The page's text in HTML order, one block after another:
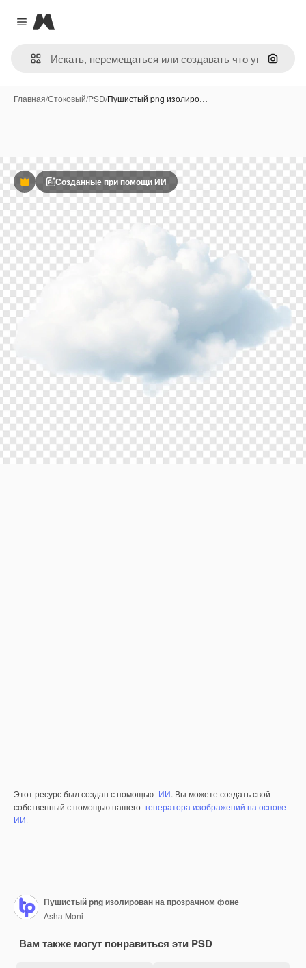
Close menu
Magnific
Поиск
Главная/Стоковый/PSD/Пушистый png изолиро…
ПремиумСозданные при помощи ИИ
Этот ресурс был создан с помощью ИИ. Вы можете создать свой
собственный с помощью нашего генератора изображений на основе
ИИ.
Пушистый png изолирован на прозрачном фоне
Asha Moni
Вам также могут понравиться эти PSD